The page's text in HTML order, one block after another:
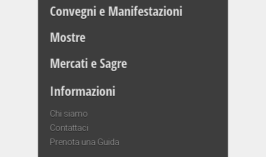
Convegni e Manifestazioni
Mostre
Mercati e Sagre
Informazioni
Chi siamo
Contattaci
Prenota una Guida